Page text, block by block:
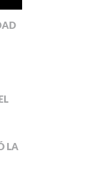
LA